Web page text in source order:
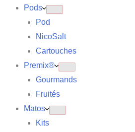
Pods
Pod
NicoSalt
Cartouches
Premix®
Gourmands
Fruités
Matos
Kits